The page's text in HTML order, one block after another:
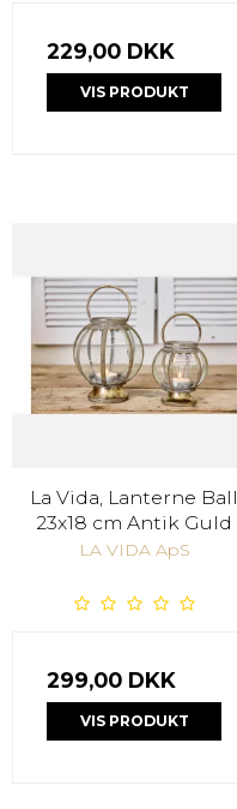
229,00 DKK
VIS PRODUKT
La Vida, Lanterne Ball
23x18 cm Antik Guld
LA VIDA ApS
299,00 DKK
VIS PRODUKT